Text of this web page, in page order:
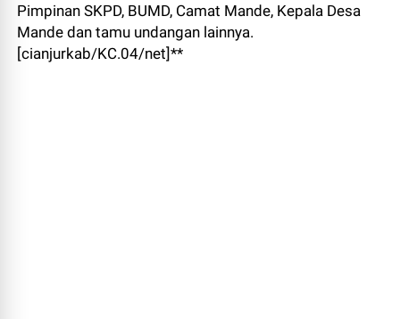
Pimpinan SKPD, BUMD, Camat Mande, Kepala Desa
Mande dan tamu undangan lainnya.
[cianjurkab/KC.04/net]**